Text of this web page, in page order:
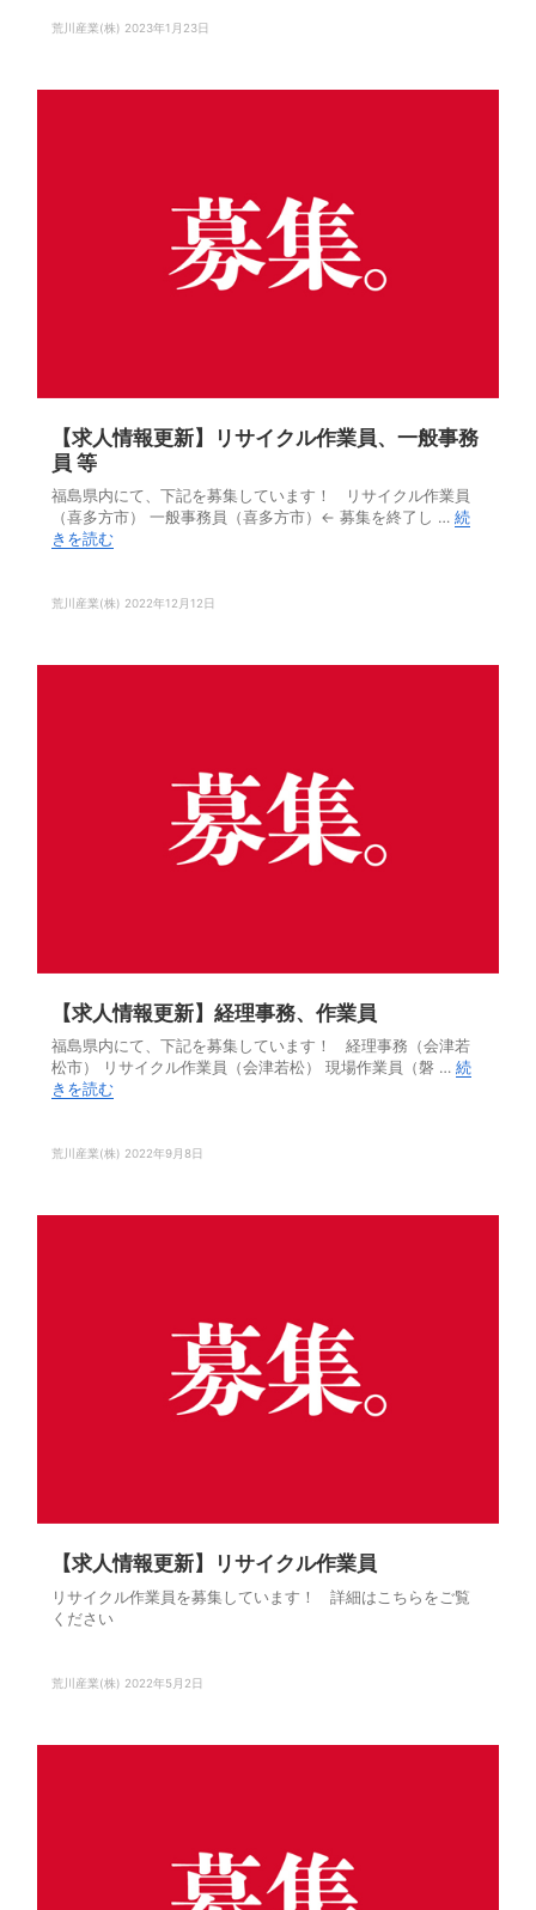
荒川産業(株) 2023年1月23日
【求人情報更新】リサイクル作業員、一般事務
員 等
福島県内にて、下記を募集しています！ リサイクル作業員
（喜多方市） 一般事務員（喜多方市）← 募集を終了し … 続
きを読む
荒川産業(株) 2022年12月12日
【求人情報更新】経理事務、作業員
福島県内にて、下記を募集しています！ 経理事務（会津若
松市） リサイクル作業員（会津若松） 現場作業員（磐 … 続
きを読む
荒川産業(株) 2022年9月8日
【求人情報更新】リサイクル作業員
リサイクル作業員を募集しています！ 詳細はこちらをご覧
ください
荒川産業(株) 2022年5月2日